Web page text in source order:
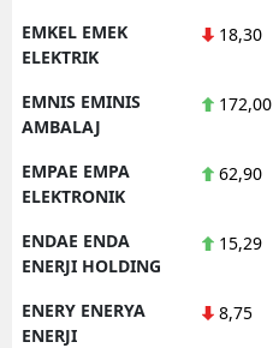
EMKEL EMEK
ELEKTRIK
18,30
EMNIS EMINIS
AMBALAJ
172,00
EMPAE EMPA
ELEKTRONIK
62,90
ENDAE ENDA
ENERJI HOLDING
15,29
ENERY ENERYA
ENERJI
8,75